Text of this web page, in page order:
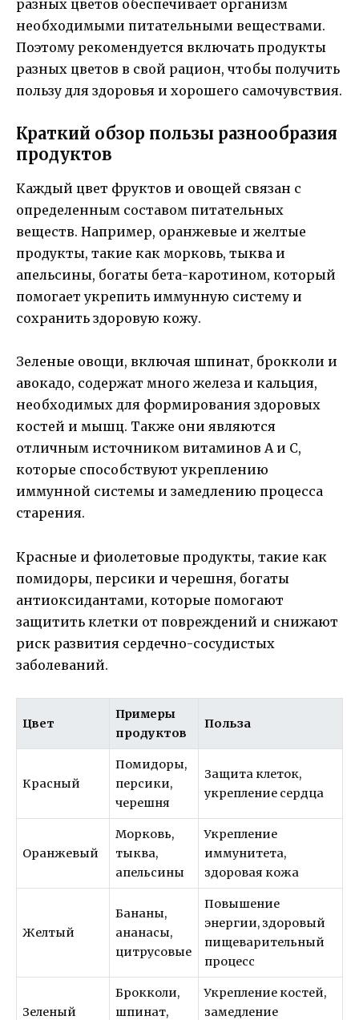
разных цветов обеспечивает организм
необходимыми питательными веществами.
Поэтому рекомендуется включать продукты
разных цветов в свой рацион, чтобы получить
пользу для здоровья и хорошего самочувствия.
Краткий обзор пользы разнообразия
продуктов
Каждый цвет фруктов и овощей связан с
определенным составом питательных
веществ. Например, оранжевые и желтые
продукты, такие как морковь, тыква и
апельсины, богаты бета-каротином, который
помогает укрепить иммунную систему и
сохранить здоровую кожу.
Зеленые овощи, включая шпинат, брокколи и
авокадо, содержат много железа и кальция,
необходимых для формирования здоровых
костей и мышц. Также они являются
отличным источником витаминов А и С,
которые способствуют укреплению
иммунной системы и замедлению процесса
старения.
Красные и фиолетовые продукты, такие как
помидоры, персики и черешня, богаты
антиоксидантами, которые помогают
защитить клетки от повреждений и снижают
риск развития сердечно-сосудистых
заболеваний.
Цвет
Примеры
продуктов
Польза
Красный
Помидоры,
персики,
черешня
Защита клеток,
укрепление сердца
Оранжевый
Морковь,
тыква,
апельсины
Укрепление
иммунитета,
здоровая кожа
Желтый
Бананы,
ананасы,
цитрусовые
Повышение
энергии, здоровый
пищеварительный
процесс
Зеленый
Брокколи,
шпинат,
Укрепление костей,
замедление